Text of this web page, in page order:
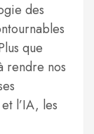
des
que
rendre nos
l’IA, les